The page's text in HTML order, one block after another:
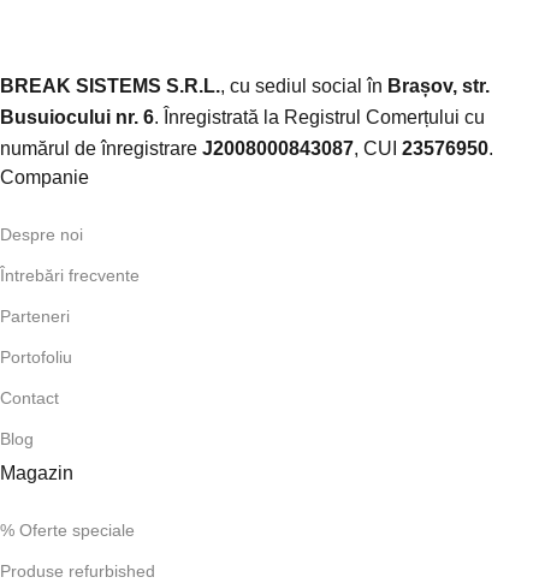
BREAK SISTEMS S.R.L., cu sediul social în Brașov, str.
Busuiocului nr. 6. Înregistrată la Registrul Comerțului cu
numărul de înregistrare J2008000843087, CUI 23576950.​
Companie
Despre noi
Întrebări frecvente
Parteneri
Portofoliu
Contact
Blog
Magazin
% Oferte speciale
Produse refurbished